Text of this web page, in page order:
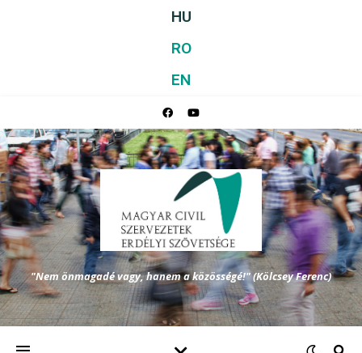
HU
RO
EN
"Nem önmagadé vagy, hanem a közösségé!" (Kölcsey Ferenc)